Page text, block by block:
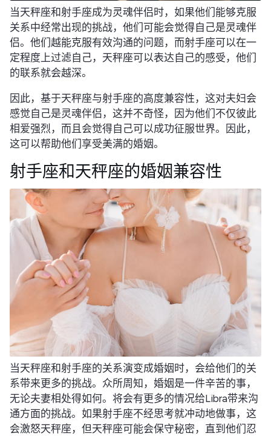
当天秤座和射手座成为灵魂伴侣时，如果他们能够克服
关系中经常出现的挑战，他们可能会觉得自己是灵魂伴
侣。他们越能克服有效沟通的问题，而射手座可以在一
定程度上过滤自己，天秤座可以表达自己的感受，他们
的联系就会越深。
因此，基于天秤座与射手座的高度兼容性，这对夫妇会
感觉自己是灵魂伴侣，这并不奇怪，因为他们不仅彼此
相爱强烈，而且会觉得自己可以成功征服世界。因此，
这可以帮助他们享受美满的婚姻。
射手座和天秤座的婚姻兼容性
当天秤座和射手座的关系演变成婚姻时，会给他们的关
系带来更多的挑战。众所周知，婚姻是一件辛苦的事，
无论夫妻相处得如何。将会有更多的情况给Libra带来沟
通方面的挑战。如果射手座不经思考就冲动地做事，这
会激怒天秤座，但天秤座可能会保守秘密，直到他们忍